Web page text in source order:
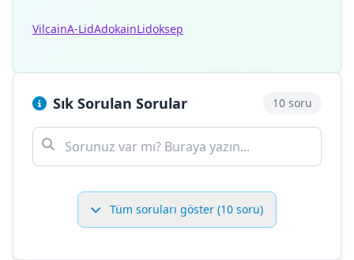
VilcainA-LidAdokainLidoksep
Sık Sorulan Sorular 10 soru
Tüm soruları göster (10 soru)